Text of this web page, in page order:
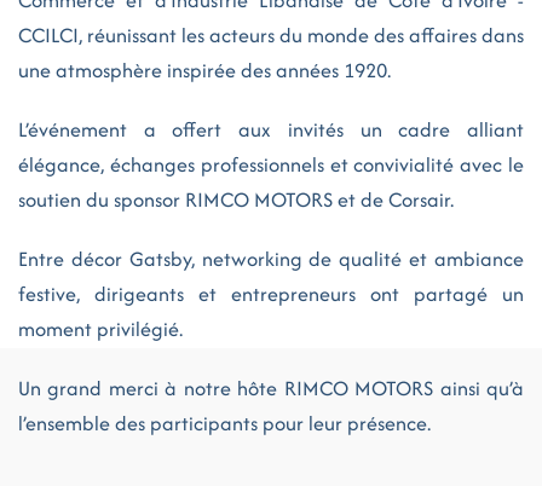
CCILCI, réunissant les acteurs du monde des affaires dans
une atmosphère inspirée des années 1920.
L’événement a offert aux invités un cadre alliant
élégance, échanges professionnels et convivialité avec le
soutien du sponsor RIMCO MOTORS et de Corsair.
Entre décor Gatsby, networking de qualité et ambiance
festive, dirigeants et entrepreneurs ont partagé un
moment privilégié.
Un grand merci à notre hôte RIMCO MOTORS ainsi qu’à
l’ensemble des participants pour leur présence.